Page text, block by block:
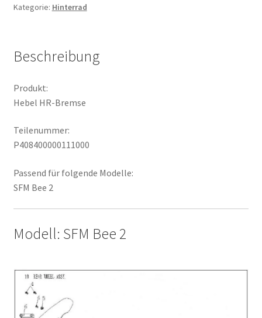
Kategorie: Hinterrad
Beschreibung
Produkt:
Hebel HR-Bremse
Teilenummer:
P408400000111000
Passend für folgende Modelle:
SFM Bee 2
Modell: SFM Bee 2